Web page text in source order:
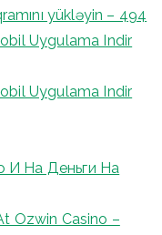
yükləyin – 494
Uygulama Indir
Uygulama Indir
И На Деньги На
Ozwin Casino –